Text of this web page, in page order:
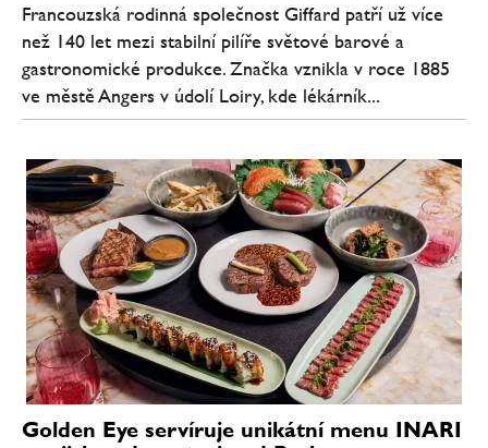
Francouzská rodinná společnost Giffard patří už více
než 140 let mezi stabilní pilíře světové barové a
gastronomické produkce. Značka vznikla v roce 1885
ve městě Angers v údolí Loiry, kde lékárník...
Golden Eye servíruje unikátní menu INARI